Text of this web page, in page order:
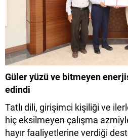
Güler yüzü ve bitmeyen
edindi
Tatlı dili, girişimci kişiliği ve
hiç eksilmeyen çalışma
hayır faaliyetlerine verdiği